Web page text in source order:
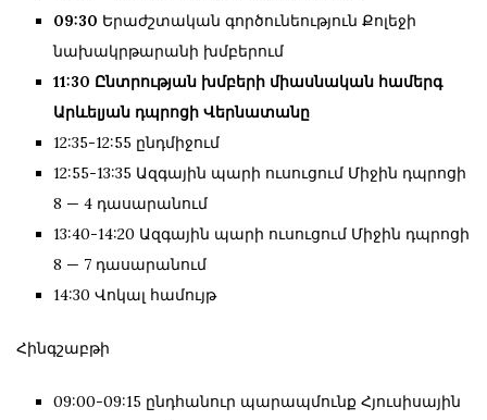
09:30 Երաժշտական գործունեություն Քոլեջի
նախակրթարանի խմբերում
11:30 Ընտրության խմբերի միասնական համերգ
Արևելյան դպրոցի Վերնատանը
12:35-12:55 ընդմիջում
12:55-13:35 Ազգային պարի ուսուցում Միջին դպրոցի
8 — 4 դասարանում
13:40-14:20 Ազգային պարի ուսուցում Միջին դպրոցի
8 — 7 դասարանում
14:30 Վոկալ համույթ
Հինգշաբթի
09:00-09:15 ընդհանուր պարապմունք Հյուսիսային